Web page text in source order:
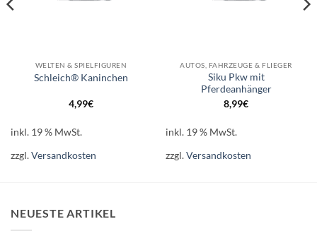
WELTEN & SPIELFIGUREN
Schleich® Kaninchen
4,99€
inkl. 19 % MwSt.
zzgl.Versandkosten
AUTOS, FAHRZEUGE & FLIEGER
Siku Pkw mit
Pferdeanhänger
8,99€
inkl. 19 % MwSt.
zzgl.Versandkosten
NEUESTE ARTIKEL